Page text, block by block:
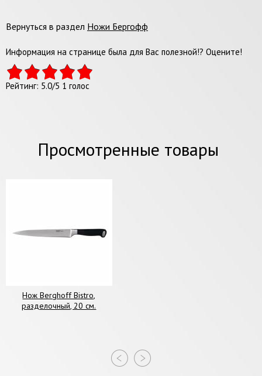
Вернуться в раздел Ножи Бергофф
Информация на странице была для Вас полезной!? Оцените!
Рейтинг: 5.0/5 1 голос
Просмотренные товары
Нож Berghoff Bistro,
разделочный, 20 см.